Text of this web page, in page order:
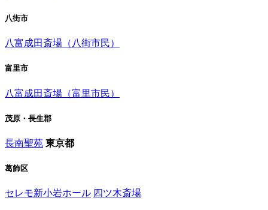
八街市
八富成田斎場（八街市民）
富里市
八富成田斎場（富里市民）
茂原・長生郡
長南聖苑 東京都
葛飾区
セレモ新小岩ホール 四ツ木斎場